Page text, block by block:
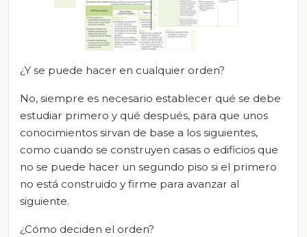
¿Y se puede hacer en cualquier orden?
No, siempre es necesario establecer qué se debe
estudiar primero y qué después, para que unos
conocimientos sirvan de base a los siguientes,
como cuando se construyen casas o edificios que
no se puede hacer un segundo piso si el primero
no está construido y firme para avanzar al
siguiente.
¿Cómo deciden el orden?